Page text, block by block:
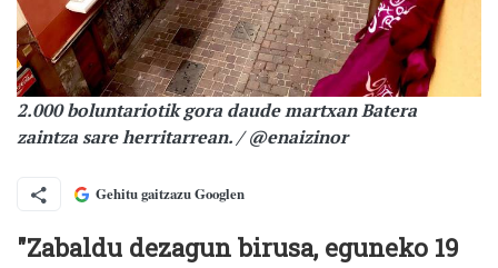
2.000 boluntariotik gora daude martxan Batera
zaintza sare herritarrean. / @enaizinor
Gehitu gaitzazu Googlen
"Zabaldu dezagun birusa, eguneko 19